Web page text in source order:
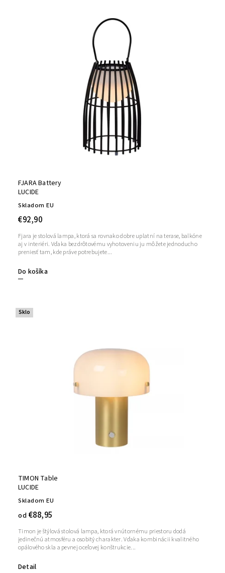
FJARA Battery
LUCIDE
Skladom EU
€92,90
Do košíka
Fjara je stolová lampa, ktorá sa rovnako dobre uplatní na terase, balkóne
aj v interiéri. Vďaka bezdrôtovému vyhotoveniu ju môžete jednoducho
preniesť tam, kde práve potrebujete...
Sklo
TIMON Table
LUCIDE
Skladom EU
od €88,95
Detail
Timon je štýlová stolová lampa, ktorá vnútornému priestoru dodá
jedinečnú atmosféru a osobitý charakter. Vďaka kombinácii kvalitného
opálového skla a pevnej oceľovej konštrukcie...